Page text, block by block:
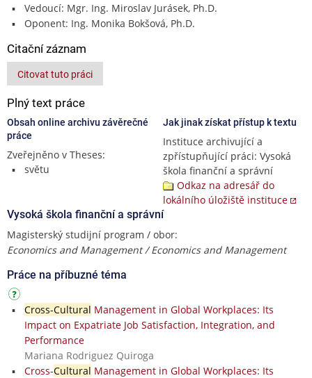
Vedoucí: Mgr. Ing. Miroslav Jurásek, Ph.D.
Oponent: Ing. Monika Bokšová, Ph.D.
Citační záznam
Citovat tuto práci
Plný text práce
Obsah online archivu závěrečné
práce
Zveřejněno v Theses:
světu
Jak jinak získat přístup k textu
Instituce archivující a
zpřístupňující práci: Vysoká
škola finanční a správní
Odkaz na adresář do
lokálního úložiště instituce
Vysoká škola finanční a správní
Magisterský studijní program / obor:
Economics and Management / Economics and Management
Práce na příbuzné téma
Cross-Cultural Management in Global Workplaces: Its
Impact on Expatriate Job Satisfaction, Integration, and
Performance
Mariana Rodriguez Quiroga
Cross-Cultural Management in Global Workplaces: Its